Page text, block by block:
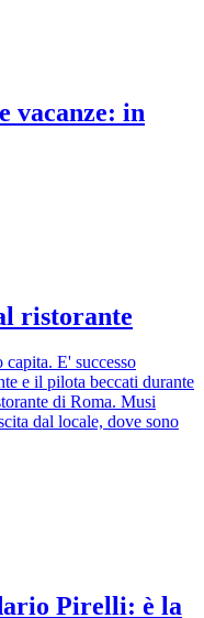
vacanze: in
ristorante
E' successo
e il pilota beccati durante
di Roma. Musi
dal locale, dove sono
Pirelli: è la